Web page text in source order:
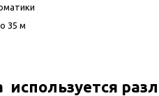
35 м